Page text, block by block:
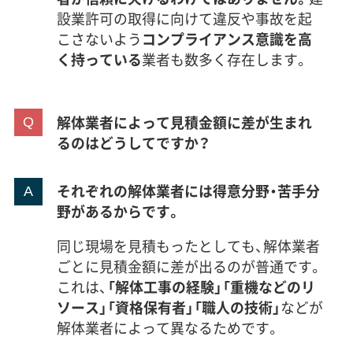
運営者 稲垣
秋田県にかほ市の解体工事は、TDK
の企業城下町という歴史から生ま
れる大規模なRC造施設の解体と、
が同時に求められる点が特徴です。
計画を立てる際は、これらの複合的
な問題にしっかり対応できる業者
を選ぶことが成功の鍵です。
設業許可の取得に向けて違反や事故を起
こさないようコンプライアンス意識を高
く持っている業者も数多く存在します。
解体業者によって見積金額に差が生まれ
るのはどうしてですか？
それぞれの解体業者には得意分野・苦手分
野があるからです。
同じ現場を見積もったとしても、解体業者
ごとに見積金額に差が出るのが普通です。
これは、 「解体工事の経験」「重機などのリ
ソース」「資格保有者」「職人の技術」などが
解体業者によって異なるためです。